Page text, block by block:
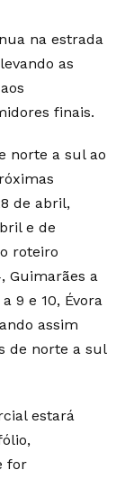
na estrada
as
finais.
norte a sul ao
de abril,
e de
roteiro
Guimarães a
9 e 10, Évora
assim
de norte a sul
estará
for